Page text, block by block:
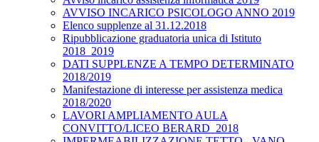
AVVISO INCARICO PSICOLOGO ANNO 2019
Elenco supplenze al 31.12.2018
Ripubblicazione graduatoria unica di Istituto
2018_2019
DATI SUPPLENZE A TEMPO DETERMINATO
2018/2019
Manifestazione di interesse per assistenza medica
2018/2020
LAVORI AMPLIAMENTO AULA
CONVITTO/LICEO BERARD_2018